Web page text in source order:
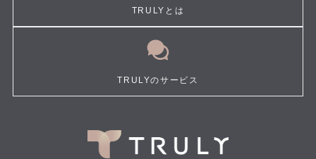
TRULYとは
TRULYのサービス